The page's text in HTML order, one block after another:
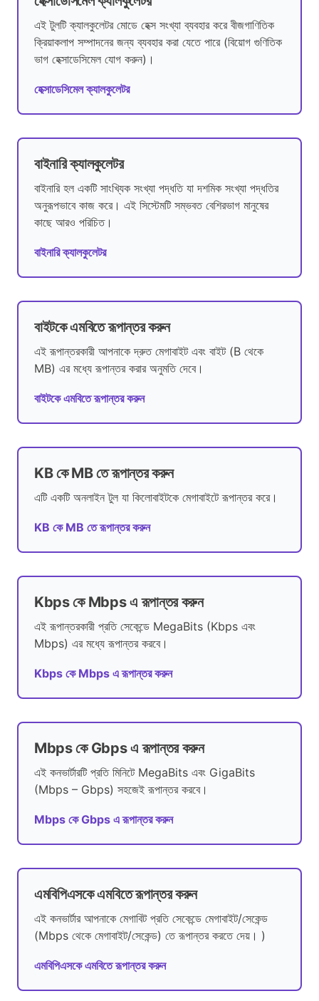
এই টুলটি ক্যালকুলেটর মোডে হেক্স সংখ্যা ব্যবহার করে বীজগাণিতিক
ক্রিয়াকলাপ সম্পাদনের জন্য ব্যবহার করা যেতে পারে (বিয়োগ গুণিতিক
ভাগ হেক্সাডেসিমেল যোগ করুন)।
হেক্সাডেসিমেল ক্যালকুলেটর
বাইনারি ক্যালকুলেটর
বাইনারি হল একটি সাংখ্যিক সংখ্যা পদ্ধতি যা দশমিক সংখ্যা পদ্ধতির
অনুরূপভাবে কাজ করে। এই সিস্টেমটি সম্ভবত বেশিরভাগ মানুষের
কাছে আরও পরিচিত।
বাইনারি ক্যালকুলেটর
বাইটকে এমবিতে রূপান্তর করুন
এই রূপান্তরকারী আপনাকে দ্রুত মেগাবাইট এবং বাইট (B থেকে
MB) এর মধ্যে রূপান্তর করার অনুমতি দেবে।
বাইটকে এমবিতে রূপান্তর করুন
KB কে MB তে রূপান্তর করুন
এটি একটি অনলাইন টুল যা কিলোবাইটকে মেগাবাইটে রূপান্তর করে।
KB কে MB তে রূপান্তর করুন
Kbps কে Mbps এ রূপান্তর করুন
এই রূপান্তরকারী প্রতি সেকেন্ডে MegaBits (Kbps এবং
Mbps) এর মধ্যে রূপান্তর করবে।
Kbps কে Mbps এ রূপান্তর করুন
Mbps কে Gbps এ রূপান্তর করুন
এই কনভার্টারটি প্রতি মিনিটে MegaBits এবং GigaBits
(Mbps – Gbps) সহজেই রূপান্তর করবে।
Mbps কে Gbps এ রূপান্তর করুন
এমবিপিএসকে এমবিতে রূপান্তর করুন
এই কনভার্টার আপনাকে মেগাবিট প্রতি সেকেন্ডে মেগাবাইট/সেকেন্ড
(Mbps থেকে মেগাবাইট/সেকেন্ড) তে রূপান্তর করতে দেয়। )
এমবিপিএসকে এমবিতে রূপান্তর করুন